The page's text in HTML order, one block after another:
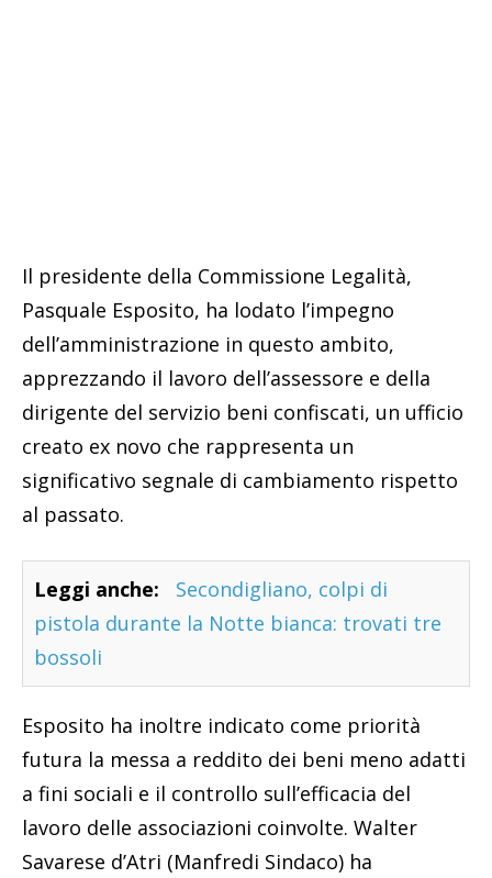
Il presidente della Commissione Legalità,
Pasquale Esposito, ha lodato l’impegno
dell’amministrazione in questo ambito,
apprezzando il lavoro dell’assessore e della
dirigente del servizio beni confiscati, un ufficio
creato ex novo che rappresenta un
significativo segnale di cambiamento rispetto
al passato.
Leggi anche:
Secondigliano, colpi di
pistola durante la Notte bianca: trovati tre
bossoli
Esposito ha inoltre indicato come priorità
futura la messa a reddito dei beni meno adatti
a fini sociali e il controllo sull’efficacia del
lavoro delle associazioni coinvolte. Walter
Savarese d’Atri (Manfredi Sindaco) ha